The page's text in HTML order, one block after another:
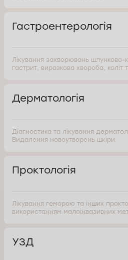
Гастроентерологія
Лікування захворювань шлунково-
гастрит, виразкова хвороба, коліт
Дерматологія
Діагностика та лікування
Видалення новоутворень шкіри.
Проктологія
Лікування геморою та інших
використанням малоінвазивних
УЗД